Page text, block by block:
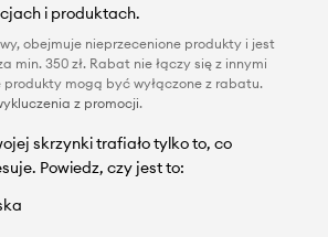
i produktach.
obejmuje nieprzecenione produkty i jest
min. 350 zł. Rabat nie łączy się z innymi
mogą być wyłączone z rabatu.
z promocji.
skrzynki trafiało tylko to, co
Powiedz, czy jest to: